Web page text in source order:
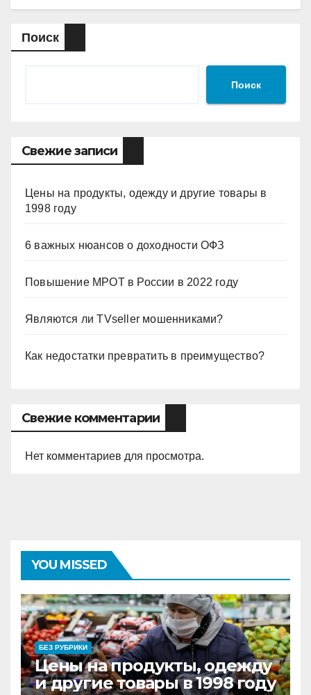
Поиск
Поиск
Свежие записи
Цены на продукты, одежду и другие товары в
1998 году
6 важных нюансов о доходности ОФЗ
Повышение МРОТ в России в 2022 году
Являются ли TVseller мошенниками?
Как недостатки превратить в преимущество?
Свежие комментарии
Нет комментариев для просмотра.
YOU MISSED
БЕЗ РУБРИКИ
Цены на продукты, одежду
и другие товары в 1998 году